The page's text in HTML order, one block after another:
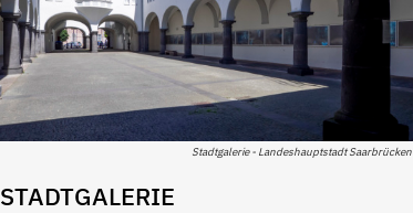
Stadtgalerie - Landeshauptstadt Saarbrücken
STADTGALERIE